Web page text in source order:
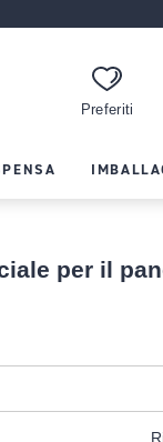
Preferiti
per il